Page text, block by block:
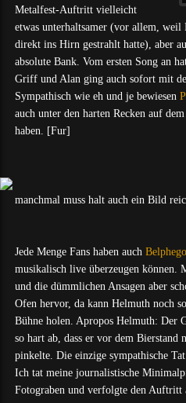
Metalfest-Auftritt vielleicht
etwas unterhaltsamer (vor allem,
direkt ins Hirn gestrahlt hatte), aber
absolute Bank. Vom ersten Song an
Griff und Alan ging auch sofort mit
Sympathisch wie eh und je bewiesen
auch unter den harten Recken auf
haben. [Fur]
manchmal muss halt auch ein Bild
Jede Menge Fans haben auch
musikalisch live überzeugen können.
und die dümmlichen Ansagen aber
Ofen hervor, da kann Helmuth noch
Bühne holen. Apropos Helmuth: Der
so hart ab, dass er vor dem Bierstand
pinkelte. Die einzige sympathische
Ich tat meine journalistische
Fotograben und verfolgte den Auftritt